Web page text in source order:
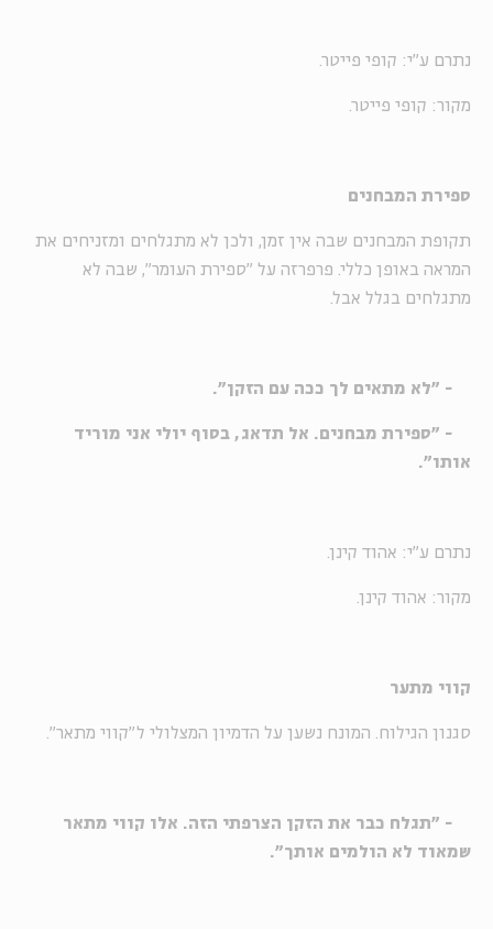
נתרם ע"י: קופי פייטר.
מקור: קופי פייטר.
ספירת המבחנים
תקופת המבחנים שבה אין זמן, ולכן לא מתגלחים ומזניחים את
המראה באופן כללי. פרפרזה על "ספירת העומר", שבה לא
מתגלחים בגלל אבל.
- "לא מתאים לך ככה עם הזקן".
- "ספירת מבחנים. אל תדאג, בסוף יולי אני מוריד
אותו".
נתרם ע"י: אהוד קינן.
מקור: אהוד קינן.
קווי מתער
סגנון הגילוח. המונח נשען על הדמיון המצלולי ל"קווי מתאר".
- "תגלח כבר את הזקן הצרפתי הזה. אלו קווי מתאר
שמאוד לא הולמים אותך".